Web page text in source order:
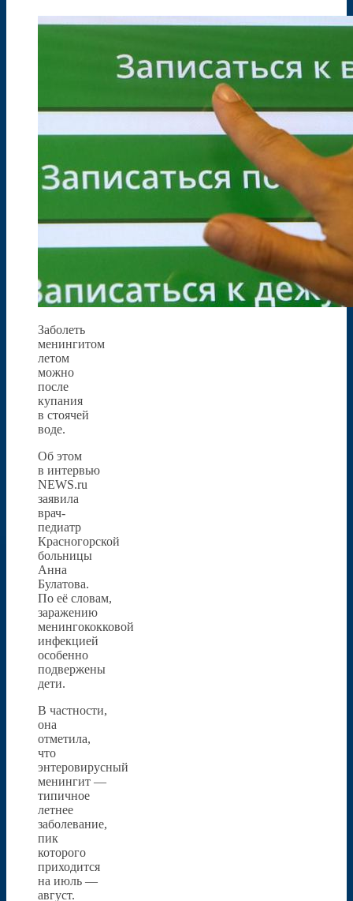
Заболеть
менингитом
летом
можно
после
купания
в стоячей
воде.
Об этом
в интервью
NEWS.ru
заявила
врач-
педиатр
Красногорской
больницы
Анна
Булатова.
По её словам,
заражению
менингококковой
инфекцией
особенно
подвержены
дети.
В частности,
она
отметила,
что
энтеровирусный
менингит —
типичное
летнее
заболевание,
пик
которого
приходится
на июль —
август.